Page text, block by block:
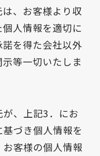
、お客様より収
人情報を適切に
を得た会社以外
等一切いたしま
、上記3．にお
づき個人情報を
客様の個人情報